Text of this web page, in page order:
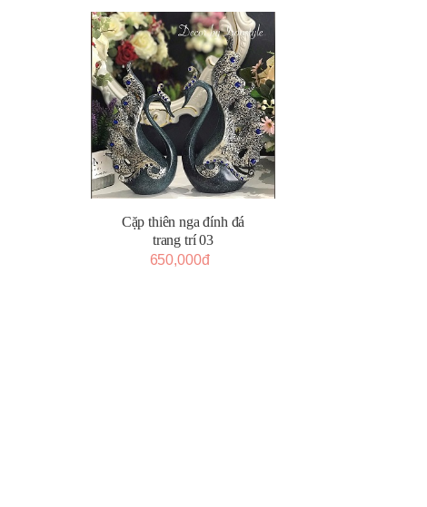
Cặp thiên nga đính đá
trang trí 03
650,000đ